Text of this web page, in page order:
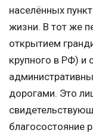
населённых
жизни. В тот же
открытием
крупного в РФ) и
дорогами. Это
благосостояние